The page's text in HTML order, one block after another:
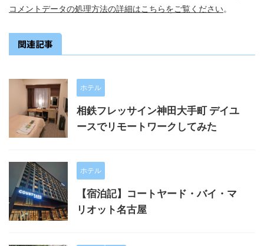
コメントデータの処理方法の詳細はこちらをご覧ください。
関連記事
ホテル
相鉄フレッサイン神田大手町 デイユ
ースでリモートワークしてみた
ホテル
【宿泊記】コートヤード・バイ・マ
リオット名古屋